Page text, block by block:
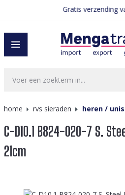
Gratis verzending
home rvs sieraden heren /
C-D10.1 B824-020-7 S.
21cm